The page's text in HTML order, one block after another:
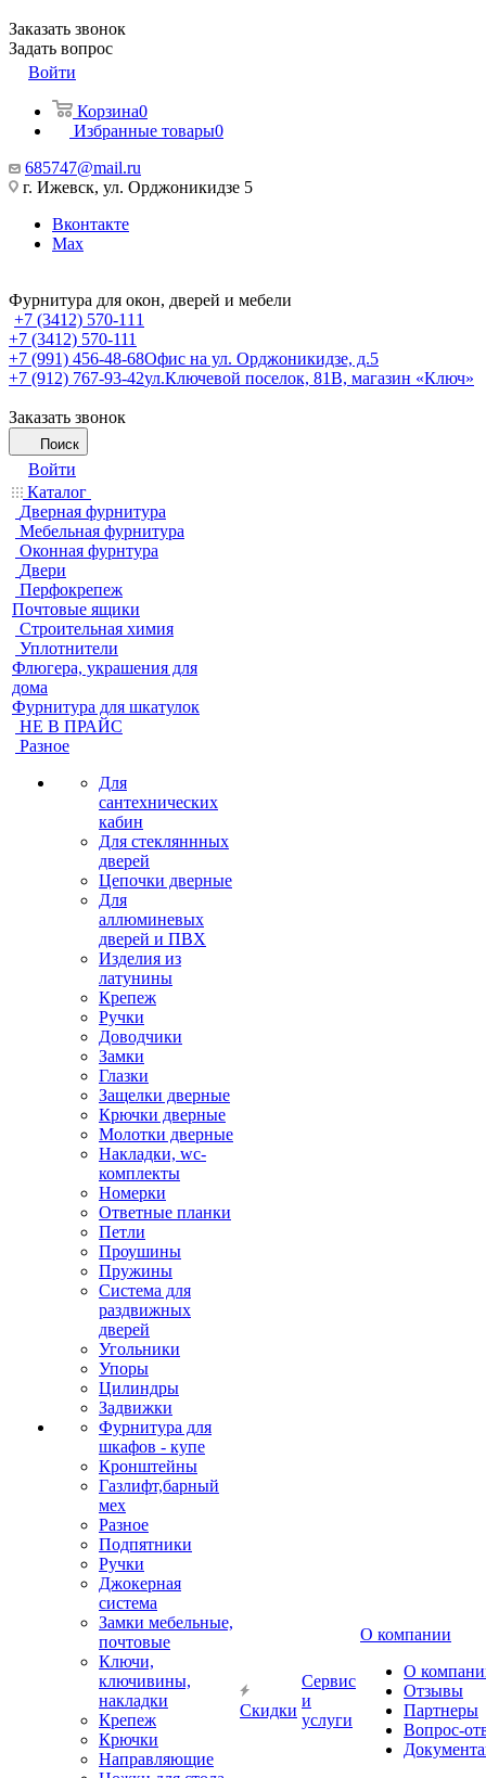
Заказать звонок
Задать вопрос
Войти
Корзина0
Избранные товары0
685747@mail.ru
г. Ижевск, ул. Орджоникидзе 5
Вконтакте
Max
Фурнитура для окон, дверей и мебели
+7 (3412) 570-111
+7 (3412) 570-111
+7 (991) 456-48-68Офис на ул. Орджоникидзе, д.5
+7 (912) 767-93-42ул.Ключевой поселок, 81В, магазин «Ключ»
Заказать звонок
Поиск
Войти
Каталог
Дверная фурнитура
Мебельная фурнитура
Оконная фурнтура
Двери
Перфокрепеж
Почтовые ящики
Строительная химия
Уплотнители
Флюгера, украшения для
дома
Фурнитура для шкатулок
НЕ В ПРАЙС
Разное
Для
сантехнических
кабин
Для стекляннных
дверей
Цепочки дверные
Для
аллюминевых
дверей и ПВХ
Изделия из
латунины
Крепеж
Ручки
Доводчики
Замки
Глазки
Защелки дверные
Крючки дверные
Молотки дверные
Накладки, wc-
комплекты
Номерки
Ответные планки
Петли
Проушины
Пружины
Система для
раздвижных
дверей
Угольники
Упоры
Цилиндры
Задвижки
Фурнитура для
шкафов - купе
Кронштейны
Газлифт,барный
мех
Разное
Подпятники
Ручки
Джокерная
система
Замки мебельные,
почтовые
Ключи,
ключивины,
накладки
Крепеж
Крючки
Направляющие
Скидки
Сервис
и
услуги
О компании
О
Отзывы
Партнеры
Вопрос-